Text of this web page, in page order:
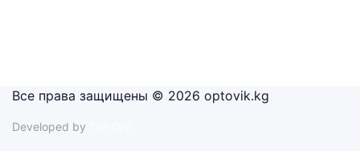
Все права защищены © 2026 optovik.kg
Developed by